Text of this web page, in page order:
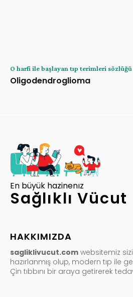
O harfi ile başlayan tıp terimleri sözlüğü
Oligodendroglioma
En büyük hazinenız
Sağlıklı Vücut
HAKKIMIZDA
sagliklivucut.com websitemiz
hazırlanmış olup, modern tıp ile
Çin tıbbını bir araya getirerek